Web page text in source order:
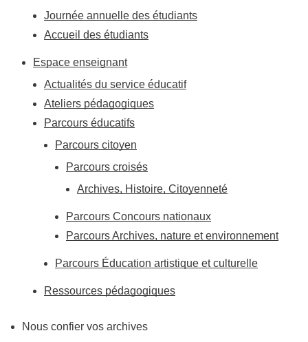
Journée annuelle des étudiants
Accueil des étudiants
Espace enseignant
Actualités du service éducatif
Ateliers pédagogiques
Parcours éducatifs
Parcours citoyen
Parcours croisés
Archives, Histoire, Citoyenneté
Parcours Concours nationaux
Parcours Archives, nature et environnement
Parcours Éducation artistique et culturelle
Ressources pédagogiques
Nous confier vos archives